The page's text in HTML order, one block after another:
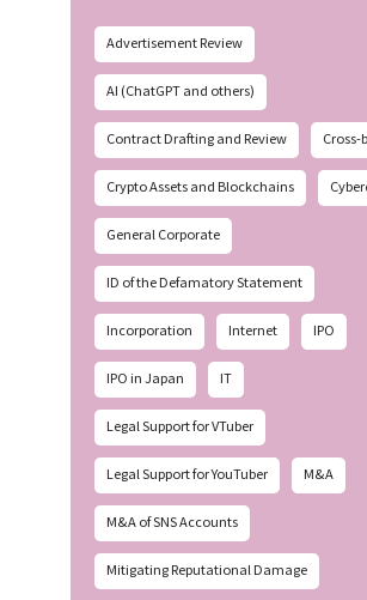
Advertisement Review
AI (ChatGPT and others)
Contract Drafting and Review Cross-
Crypto Assets and Blockchains
General Corporate
ID of the Defamatory Statement
Incorporation Internet IPO
IPO in Japan IT
Legal Support for VTuber
Legal Support for YouTuber M&A
M&A of SNS Accounts
Mitigating Reputational Damage